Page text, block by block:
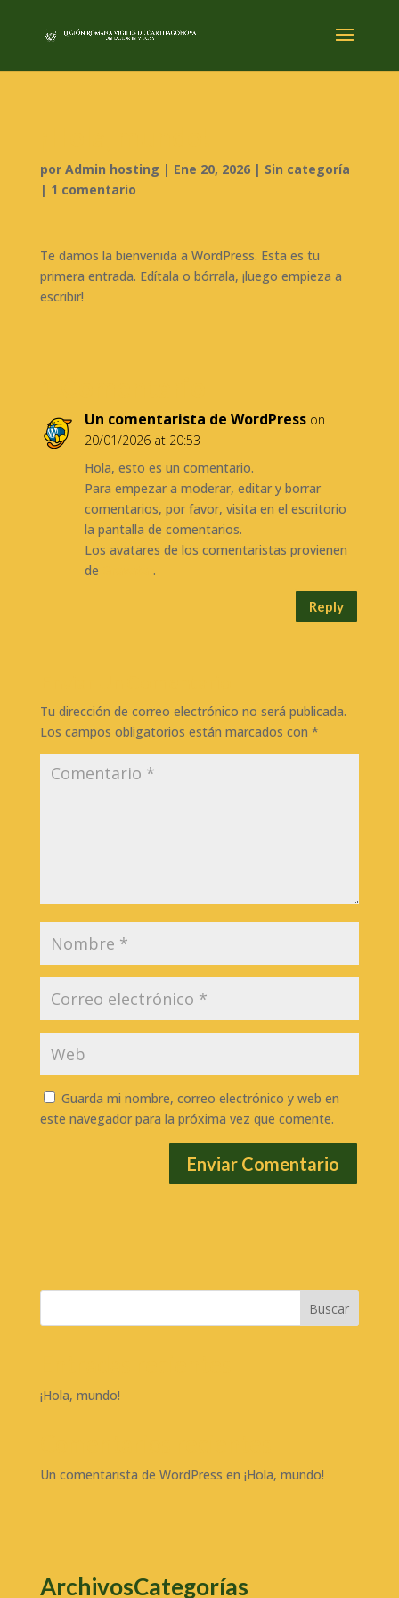
por Admin hosting | Ene 20, 2026| Sin categoría
| 1 comentario
Te damos la bienvenida a WordPress. Esta es tu
primera entrada. Edítala o bórrala, ¡luego empieza a
escribir!
Un comentarista de WordPress on
20/01/2026 at 20:53
Hola, esto es un comentario.
Para empezar a moderar, editar y borrar
comentarios, por favor, visita en el escritorio
la pantalla de comentarios.
Los avatares de los comentaristas provienen
de
.
Reply
Tu dirección de correo electrónico no será publicada.
Los campos obligatorios están marcados con *
Guarda mi nombre, correo electrónico y web en
este navegador para la próxima vez que comente.
Buscar
¡Hola, mundo!
Un comentarista de WordPress en ¡Hola, mundo!
ArchivosCategorías